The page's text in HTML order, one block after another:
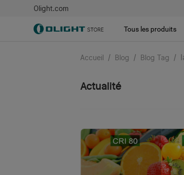
Olight.com
Tous les produits
Accueil / Blog / Blog Tag /
Actualité